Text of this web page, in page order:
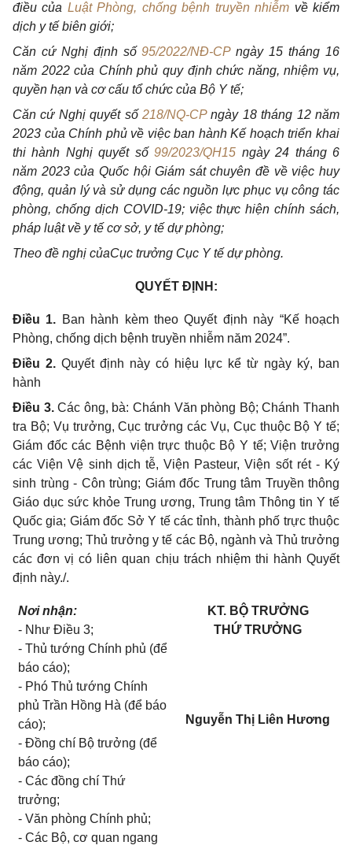
điều của Luật Phòng, chống bệnh truyền nhiễm về kiểm
dịch y tế biên giới;
Căn cứ Nghị định số95/2022/NĐ-CPngày 15 tháng 16
năm 2022 của Chính phủ quy định chức năng, nhiệm vụ,
quyền hạn và cơcấu tổchức của Bộ Y tế;
Căn cứ Nghị quyết số 218/NQ-CPngày 18 tháng 12 năm
2023 của Chính phủ về việc ban hành Kế hoạch triển khai
thi hành Nghịquyết số 99/2023/QH15 ngày 24 tháng 6
năm 2023của Quốc hội Giám sát chuyên đề về việc huy
động, quản lý và sử dụng các nguồn lực phục vụ công tác
phòng, chống dịch COVID-19; việc thực hiện chính sách,
pháp luật về y tế cơ sở, y tế dự phòng;
Theo đề nghị củaCục trưởng Cục Y tế dự phòng.
QUYẾTĐỊNH:
Điều 1. Ban hành kèm theo Quyết định này “Kếhoạch
Phòng, chống dịch bệnh truyền nhiễm năm 2024”.
Điều 2. Quyết định này có hiệu lực kể từ ngày ký, ban
hành
Điều 3.Các ông, bà: Chánh Văn phòng Bộ; Chánh Thanh
tra Bộ; Vụ trưởng, Cục trưởng các Vụ, Cục thuộc Bộ Y tế;
Giám đốc các Bệnh viện trực thuộc Bộ Y tế; Viện trưởng
các Viện Vệ sinh dịch tễ, Viện Pasteur, Viện sốt rét - Ký
sinh trùng - Côn trùng; Giám đốc Trung tâm Truyền thông
Giáo dục sức khỏe Trung ương, Trung tâm Thông tin Y tế
Quốc gia; Giám đốc Sở Y tế các tỉnh, thành phố trực thuộc
Trung ương; Thủ trưởng y tế các Bộ, ngành và Thủ trưởng
các đơn vị có liên quan chịu trách nhiệm thi hành Quyết
định này./.
Nơinhận:
- Như Điều 3;
-Thủ tướng Chính phủ (để
báo cáo);
- Phó Thủ tướng Chính
phủ Trần Hồng Hà (để báo
cáo);
-Đồng chí Bộ trưởng (để
báo cáo);
-Các đồng chí Thứ
trưởng;
-Văn phòng Chính phủ;
-Các Bộ, cơ quan ngang
KT. BỘ TRƯỞNG
THỨ TRƯỞNG
Nguyễn Thị Liên Hương